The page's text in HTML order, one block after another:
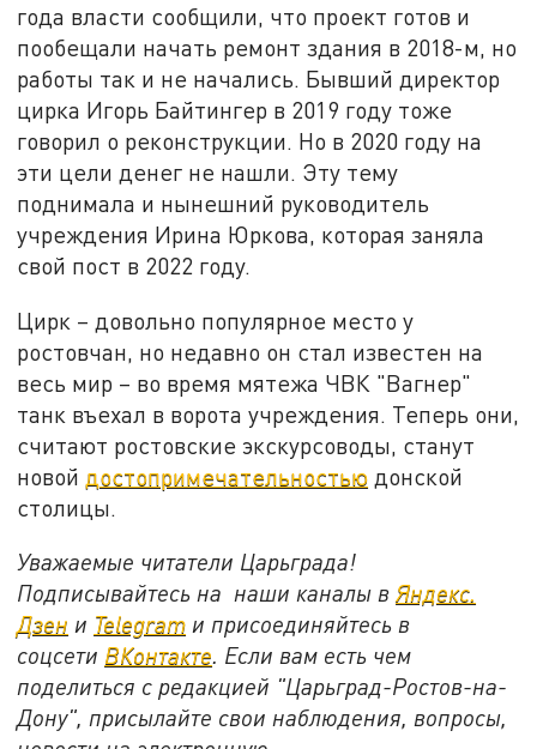
года власти сообщили, что проект готов и
пообещали начать ремонт здания в 2018-м, но
работы так и не начались. Бывший директор
цирка Игорь Байтингер в 2019 году тоже
говорил о реконструкции. Но в 2020 году на
эти цели денег не нашли. Эту тему
поднимала и нынешний руководитель
учреждения Ирина Юркова, которая заняла
свой пост в 2022 году.
Цирк – довольно популярное место у
ростовчан, но недавно он стал известен на
весь мир – во время мятежа ЧВК "Вагнер"
танк въехал в ворота учреждения. Теперь они,
считают ростовские экскурсоводы, станут
новой достопримечательностью донской
столицы.
Уважаемые читатели Царьграда!
Подписывайтесь на наши каналы вЯндекс.
Дзен и Telegram и присоединяйтесь в
соцсети ВКонтакте. Если вам есть чем
поделиться с редакцией "Царьград-Ростов-на-
Дону", присылайте свои наблюдения, вопросы,